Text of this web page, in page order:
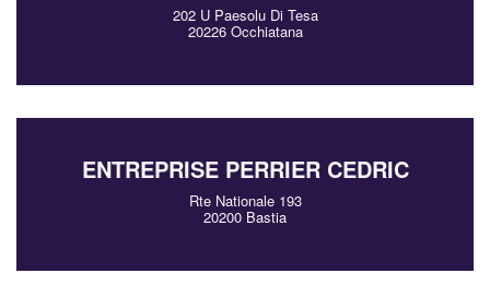
202 U Paesolu Di Tesa
20226 Occhiatana
ENTREPRISE PERRIER CEDRIC
Rte Nationale 193
20200 Bastia